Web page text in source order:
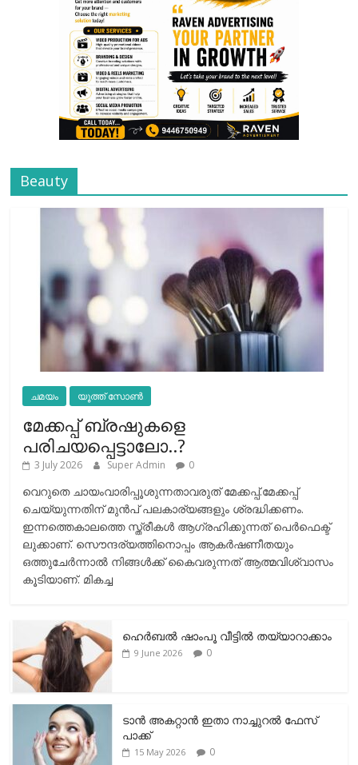
Beauty
ചമയം യൂത്ത് സോൺ
മേക്കപ്പ് ബ്രഷുകളെ
പരിചയപ്പെട്ടാലോ..?
3 July 2026 Super Admin 0
വെറുതെ ചായംവാരിപ്പൂശുന്നതാവരുത് മേക്കപ്പ്.മേക്കപ്പ്
ചെയ്യുന്നതിന് മുന്‍പ് പലകാര്യങ്ങളും ശ്രദ്ധിക്കണം.
ഇന്നത്തെകാലത്തെ സ്ത്രീകള്‍ ആഗ്രഹിക്കുന്നത് പെര്‍ഫെക്ട്
ലുക്കാണ്. സൌന്ദര്യത്തിനൊപ്പം ആകര്‍ഷണീതയും
ഒത്തുചേര്‍ന്നാല്‍ നിങ്ങള്‍ക്ക് കൈവരുന്നത് ആത്മവിശ്വാസം
കൂടിയാണ്. മികച്ച
ഹെര്‍ബല്‍ ഷാംപൂ വീട്ടില്‍ തയ്യാറാക്കാം
9 June 2026 0
ടാന്‍ അകറ്റാന്‍ ഇതാ നാച്ചുറല്‍ ഫേസ്
പാക്ക്
15 May 2026 0